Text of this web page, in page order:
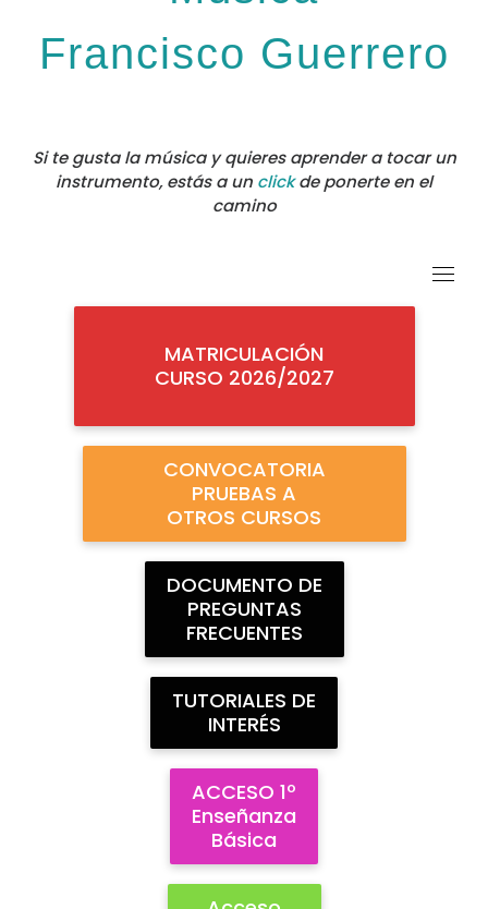
Francisco Guerrero
Si te gusta la música y quieres aprender a tocar un
instrumento, estás a un clickde ponerte en el
camino
MATRICULACIÓN
CURSO 2026/2027
CONVOCATORIA
PRUEBAS A
OTROS CURSOS
DOCUMENTO DE
PREGUNTAS
FRECUENTES
TUTORIALES DE
INTERÉS
ACCESO 1º
Enseñanza
Básica